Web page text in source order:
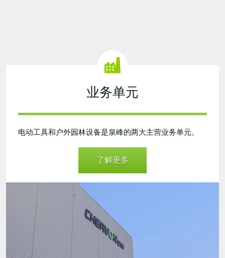
业务单元
电动工具和户外园林设备是泉峰的两大主营业务单元。
了解更多
business
unit
final.jpg